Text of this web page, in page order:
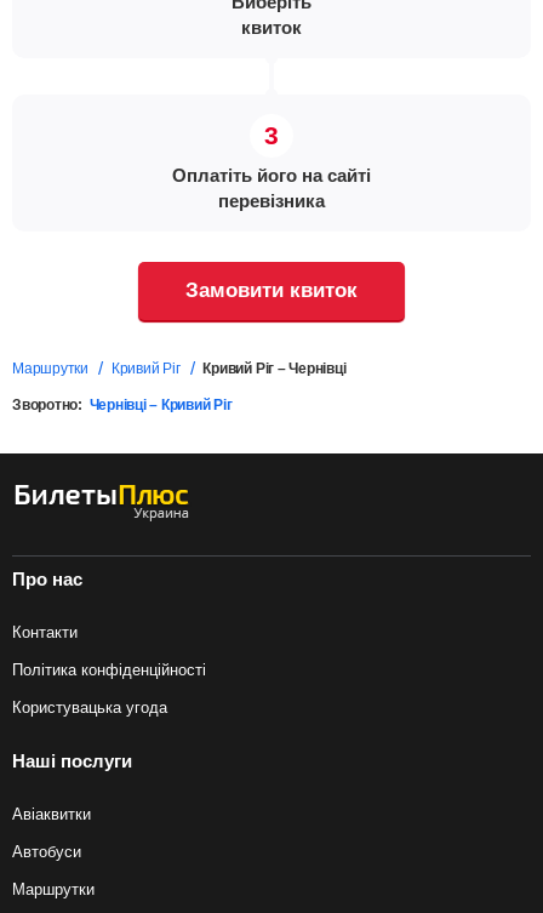
квиток
Оплатіть його на сайті
перевізника
Замовити квиток
Маршрутки Кривий Ріг Кривий Ріг – Чернівці
Зворотно: Чернівці – Кривий Ріг
Про нас
Контакти
Політика конфіденційності
Користувацька угода
Наші послуги
Авіаквитки
Автобуси
Маршрутки